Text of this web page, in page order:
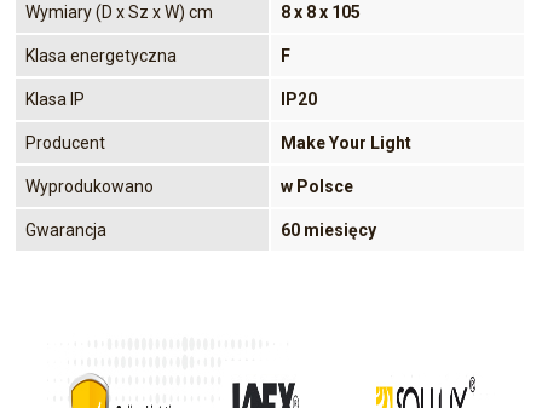
Wymiary (D x Sz x W) cm 8 x 8 x 105
Klasa energetyczna F
Klasa IP IP20
Producent Make Your Light
Wyprodukowano w Polsce
Gwarancja 60 miesięcy